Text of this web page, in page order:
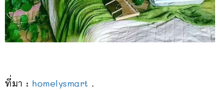
ที่มา : homelysmart .